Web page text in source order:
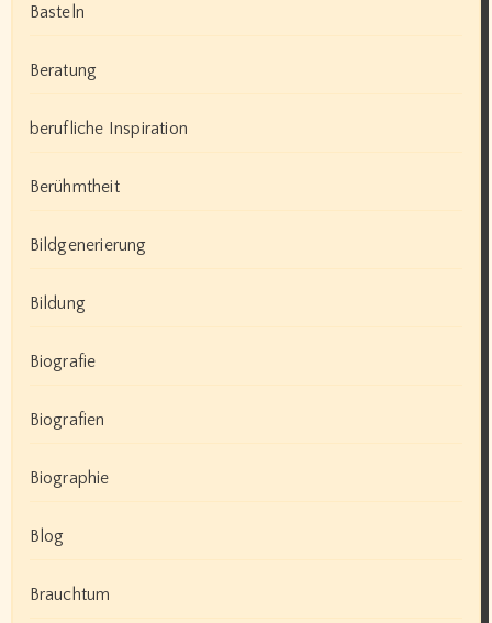
Basteln
Beratung
berufliche Inspiration
Berühmtheit
Bildgenerierung
Bildung
Biografie
Biografien
Biographie
Blog
Brauchtum